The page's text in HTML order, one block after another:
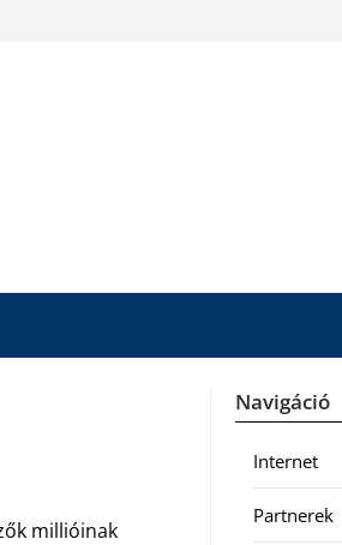
millióinak
Navigáció
Internet
Partnerek